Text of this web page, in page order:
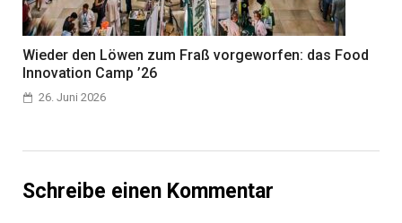
Wieder den Löwen zum Fraß vorgeworfen: das Food
Innovation Camp ’26
26. Juni 2026
Schreibe einen Kommentar